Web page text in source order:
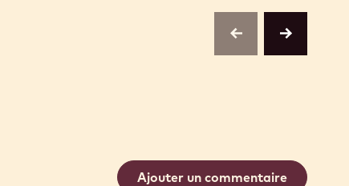
previousnext
Ajouter un commentaire